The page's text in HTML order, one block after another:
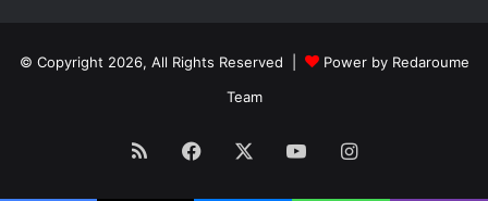
© Copyright 2026, All Rights Reserved |
Power by Redaroume
Team
RSS Facebook YouTubeInstagram